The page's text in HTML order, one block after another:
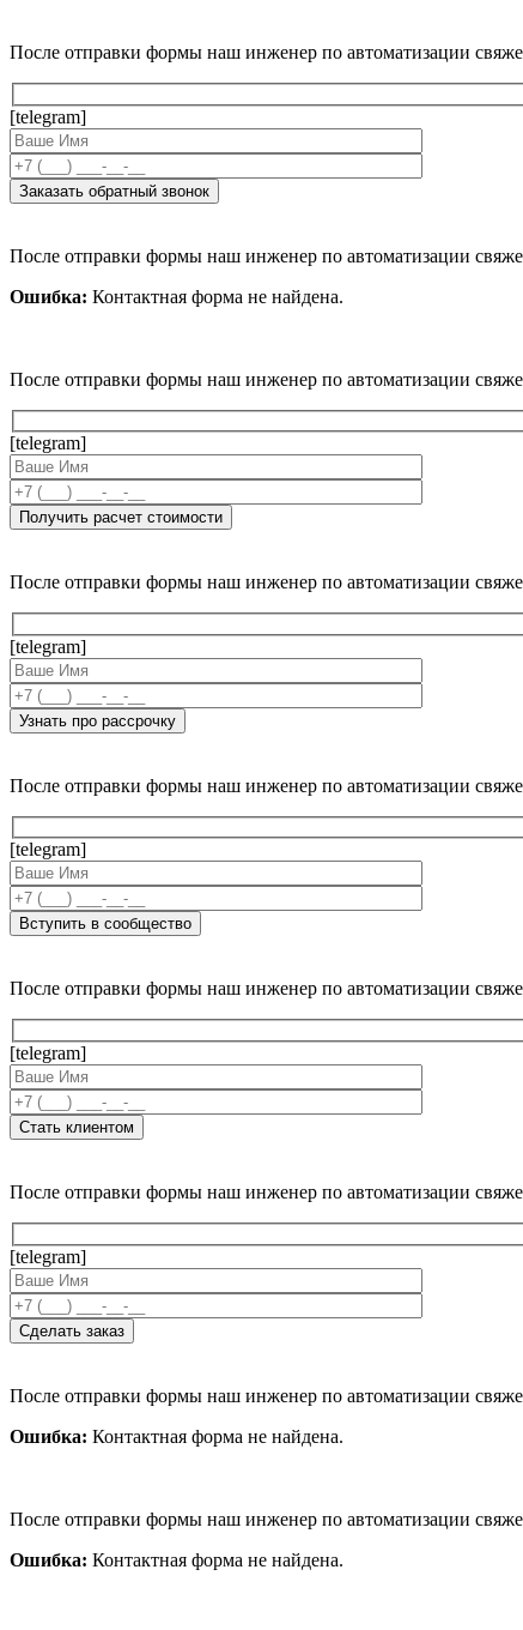
После отправки формы наш инженер по автоматизации
[telegram]
После отправки формы наш инженер по автоматизации
Ошибка: Контактная форма не найдена.
После отправки формы наш инженер по автоматизации
[telegram]
После отправки формы наш инженер по автоматизации
[telegram]
После отправки формы наш инженер по автоматизации
[telegram]
После отправки формы наш инженер по автоматизации
[telegram]
После отправки формы наш инженер по автоматизации
[telegram]
После отправки формы наш инженер по автоматизации
Ошибка: Контактная форма не найдена.
После отправки формы наш инженер по автоматизации
Ошибка: Контактная форма не найдена.